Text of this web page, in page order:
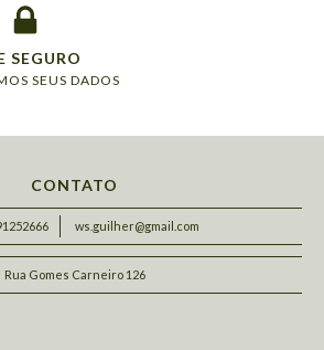
SEGURO
SEUS DADOS
CONTATO
ws.guilher@gmail.com
Rua Gomes Carneiro 126